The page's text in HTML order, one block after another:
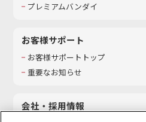
プレミアムバンダイ
お客様サポート
お客様サポートトップ
重要なお知らせ
会社・採用情報